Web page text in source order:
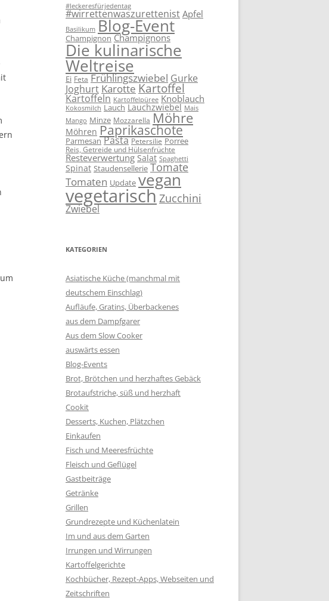
#leckeresfürjedentag
#wirrettenwaszurettenist Apfel
Basilikum Blog-Event
Champignon Champignons
Die kulinarische
Weltreise
Ei Feta Frühlingszwiebel Gurke
Joghurt Karotte Kartoffel
Kartoffeln Kartoffelpüree Knoblauch
Kokosmilch Lauch Lauchzwiebel Mais
Mango Minze Mozzarella Möhre
Möhren Paprikaschote
Parmesan Pasta Petersilie Porree
Reis, Getreide und Hülsenfrüchte
Resteverwertung Salat Spaghetti
Spinat Staudensellerie Tomate
Tomaten Update vegan
vegetarischZucchini
Zwiebel
KATEGORIEN
Asiatische Küche (manchmal mit
deutschem Einschlag)
Aufläufe, Gratins, Überbackenes
aus dem Dampfgarer
Aus dem Slow Cooker
auswärts essen
Blog-Events
Brot, Brötchen und herzhaftes Gebäck
Brotaufstriche, süß und herzhaft
Cookit
Desserts, Kuchen, Plätzchen
Einkaufen
Fisch und Meeresfrüchte
Fleisch und Geflügel
Gastbeiträge
Getränke
Grillen
Grundrezepte und Küchenlatein
Im und aus dem Garten
Irrungen und Wirrungen
Kartoffelgerichte
Kochbücher, Rezept-Apps, Webseiten und
Zeitschriften